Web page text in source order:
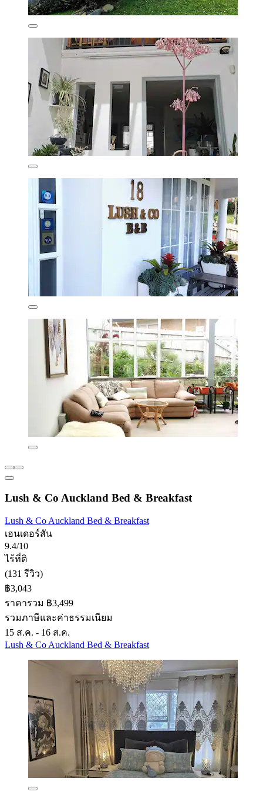
Lush & Co Auckland Bed & Breakfast
Lush & Co Auckland Bed & Breakfast
เฮนเดอร์สัน
9.4/10
ไร้ที่ติ
(131 รีวิว)
฿3,043
ราคารวม ฿3,499
รวมภาษีและค่าธรรมเนียม
15 ส.ค. - 16 ส.ค.
Lush & Co Auckland Bed & Breakfast